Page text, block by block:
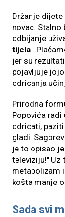
Držanje
novac. Stalno
odbijanje
tijela .
jer su
pojavljuje jojo
odricanja
Prirodna
Popovića radi
odricati,
gladi.
je to opisao
televiziju!" Uz
metabolizam
košta manje
Sada svi